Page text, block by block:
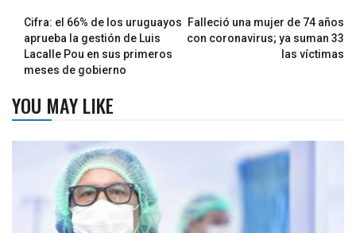
Cifra: el 66% de los uruguayos
aprueba la gestión de Luis
Lacalle Pou en sus primeros
meses de gobierno
Falleció una mujer de 74 años
con coronavirus; ya suman 33
las víctimas
YOU MAY LIKE